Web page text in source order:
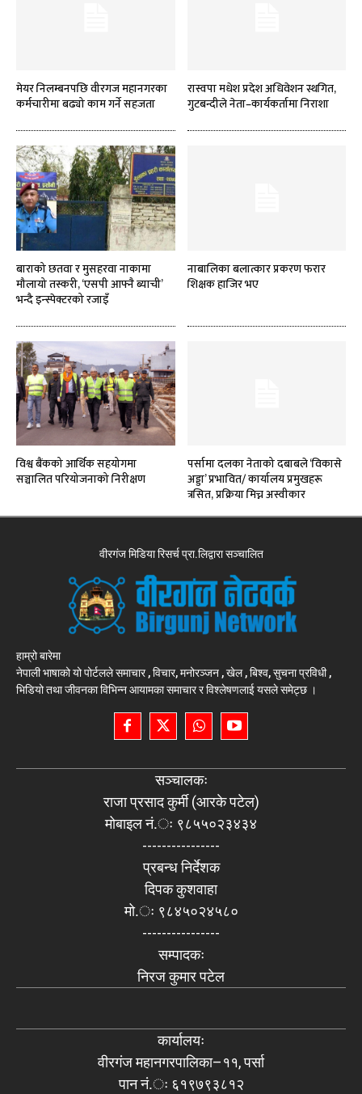
मेयर निलम्बनपछि वीरगज महानगरका
कर्मचारीमा बढ्यो काम गर्ने सहजता
रास्वपा मधेश प्रदेश अधिवेशन स्थगित,
गुटबन्दीले नेता–कार्यकर्तामा निराशा
बाराको छतवा र मुसहरवा नाकामा
मौलायो तस्करी, ‘एसपी आफ्नै ब्याची’
भन्दै इन्स्पेक्टरको रजाइँ
नाबालिका बलात्कार प्रकरण फरार
शिक्षक हाजिर भए
विश्व बैंकको आर्थिक सहयोगमा
सञ्चालित परियोजनाको निरीक्षण
पर्सामा दलका नेताको दबाबले ‘विकासे
अड्डा’ प्रभावित/ कार्यालय प्रमुखहरू
त्रसित, प्रक्रिया मिच्न अस्वीकार
वीरगंज मिडिया रिसर्च प्रा.लिद्वारा सञ्चालित
हाम्रो बारेमा
नेपाली भाषाको यो पोर्टलले समाचार , विचार, मनोरञ्जन , खेल , बिश्व, सुचना प्रविधी ,
भिडियो तथा जीवनका विभिन्न आयामका समाचार र विश्लेषणलाई यसले समेट्छ ।
सञ्चालकः
राजा प्रसाद कुर्मी (आरके पटेल)
मोबाइल नं.ः ९८५५०२३४३४
----------------
प्रबन्ध निर्देशक
दिपक कुशवाहा
मो.ः ९८४५०२४५८०
----------------
सम्पादकः
निरज कुमार पटेल
कार्यालयः
वीरगंज महानगरपालिका–११, पर्सा
पान नं.ः ६१९७९३८१२